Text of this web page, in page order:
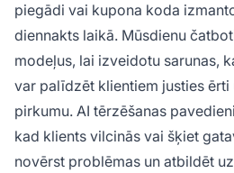
piegādi vai kupona koda
diennakts laikā. Mūsdienu
modeļus, lai izveidotu sarunas,
var palīdzēt klientiem justies ērti
pirkumu. AI tērzēšanas
kad klients vilcinās vai šķiet
novērst problēmas un atbildēt